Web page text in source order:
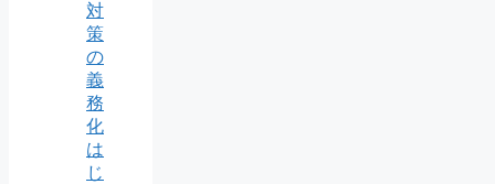
対
策
の
義
務
化
は
じ